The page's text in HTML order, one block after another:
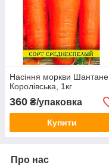
Насіння моркви Шантане
Королівська, 1кг
360 ₴/упаковка
Купити
Про нас